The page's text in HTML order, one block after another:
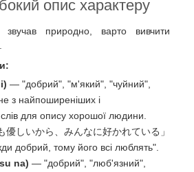
опис характеру
природно, варто вивчити
— "добрий", "м'який", "чуйний",
з найпоширеніших і
для опису хорошої людини.
優しいから、みんなに好かれている」
добрий, тому його всі люблять".
na) — "добрий", "люб'язний",